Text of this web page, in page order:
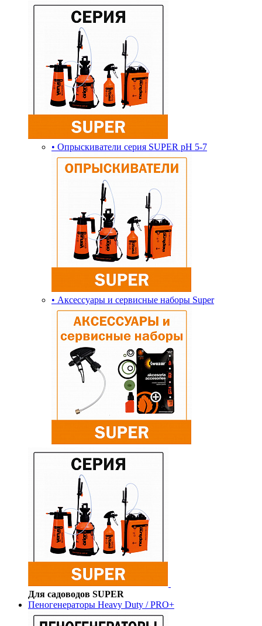
• Опрыскиватели серия SUPER pH 5-7
• Аксессуары и сервисные наборы Super
Для садоводов SUPER
Пеногенераторы Heavy Duty / PRO+